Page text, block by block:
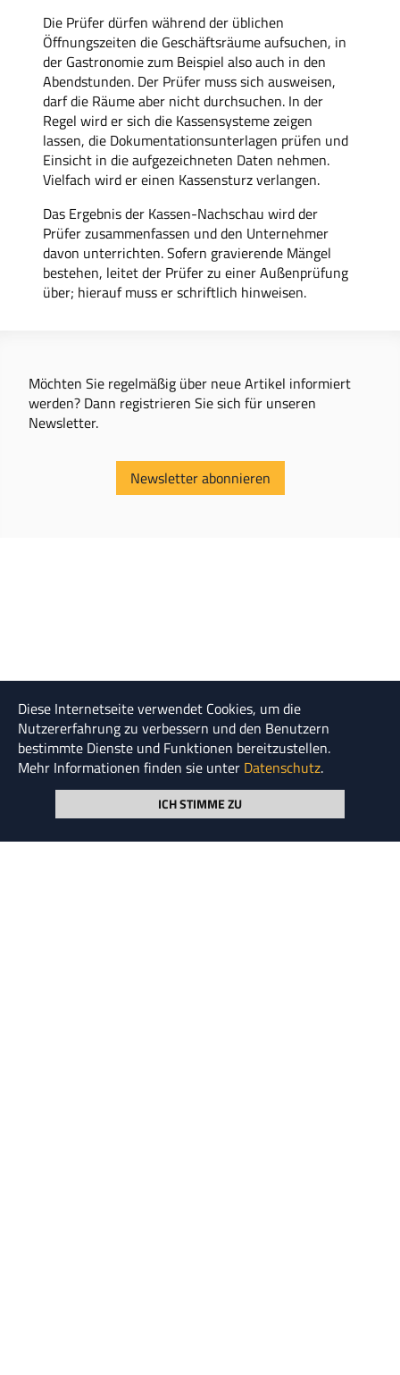
Die Prüfer dürfen während der üblichen
Öffnungszeiten die Geschäftsräume aufsuchen, in
der Gastronomie zum Beispiel also auch in den
Abendstunden. Der Prüfer muss sich ausweisen,
darf die Räume aber nicht durchsuchen. In der
Regel wird er sich die Kassensysteme zeigen
lassen, die Dokumentationsunterlagen prüfen und
Einsicht in die aufgezeichneten Daten nehmen.
Vielfach wird er einen Kassensturz verlangen.
Das Ergebnis der Kassen-Nachschau wird der
Prüfer zusammenfassen und den Unternehmer
davon unterrichten. Sofern gravierende Mängel
bestehen, leitet der Prüfer zu einer Außenprüfung
über; hierauf muss er schriftlich hinweisen.
Möchten Sie regelmäßig über neue Artikel informiert
werden? Dann registrieren Sie sich für unseren
Newsletter.
Newsletter abonnieren
"Diejenigen Ausreden, in denen gesagt wird, warum
die AG keine Steuern bezahlen kann, werden in einer
sogenannten Bilanz zusammengestellt."
Kurt Tucholsky
Diese Internetseite verwendet Cookies, um die
Nutzererfahrung zu verbessern und den Benutzern
bestimmte Dienste und Funktionen bereitzustellen.
Mehr Informationen finden sie unter Datenschutz.
ICH STIMME ZU